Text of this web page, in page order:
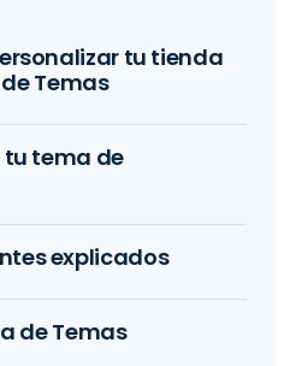
tu tienda
Temas
tu tema de
explicados
de Temas